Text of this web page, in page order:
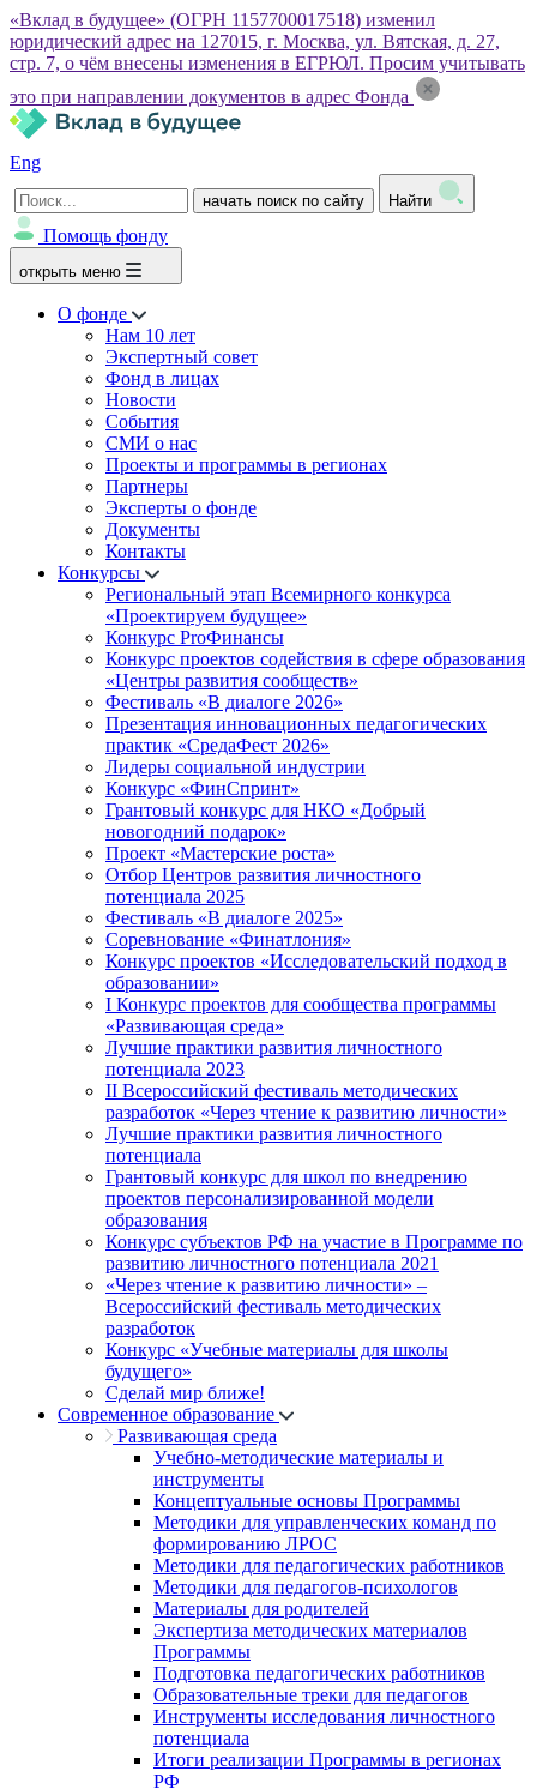
«Вклад в будущее» (ОГРН 1157700017518) изменил
юридический адрес на 127015, г. Москва, ул. Вятская, д. 27,
стр. 7, о чём внесены изменения в ЕГРЮЛ. Просим учитывать
это при направлении документов в адрес Фонда
Eng
начать поиск по сайту Найти
Помощь фонду
открыть меню
О фонде
Нам 10 лет
Экспертный совет
Фонд в лицах
Новости
События
СМИ о нас
Проекты и программы в регионах
Партнеры
Эксперты о фонде
Документы
Контакты
Конкурсы
Региональный этап Всемирного конкурса
«Проектируем будущее»
Конкурс ProФинансы
Конкурс проектов содействия в сфере образования
«Центры развития сообществ»
Фестиваль «В диалоге 2026»
Презентация инновационных педагогических
практик «СредаФест 2026»
Лидеры социальной индустрии
Конкурс «ФинСпринт»
Грантовый конкурс для НКО «Добрый
новогодний подарок»
Проект «Мастерские роста»
Отбор Центров развития личностного
потенциала 2025
Фестиваль «В диалоге 2025»
Соревнование «Финатлония»
Конкурс проектов «Исследовательский подход в
образовании»
I Конкурс проектов для сообщества программы
«Развивающая среда»
Лучшие практики развития личностного
потенциала 2023
II Всероссийский фестиваль методических
разработок «Через чтение к развитию личности»
Лучшие практики развития личностного
потенциала
Грантовый конкурс для школ по внедрению
проектов персонализированной модели
образования
Конкурс субъектов РФ на участие в Программе по
развитию личностного потенциала 2021
«Через чтение к развитию личности» –
Всероссийский фестиваль методических
разработок
Конкурс «Учебные материалы для школы
будущего»
Сделай мир ближе!
Современное образование
Развивающая среда
Учебно-методические материалы и
инструменты
Концептуальные основы Программы
Методики для управленческих команд по
формированию ЛРОС
Методики для педагогических работников
Методики для педагогов-психологов
Материалы для родителей
Экспертиза методических материалов
Программы
Подготовка педагогических работников
Образовательные треки для педагогов
Инструменты исследования личностного
потенциала
Итоги реализации Программы в регионах
РФ